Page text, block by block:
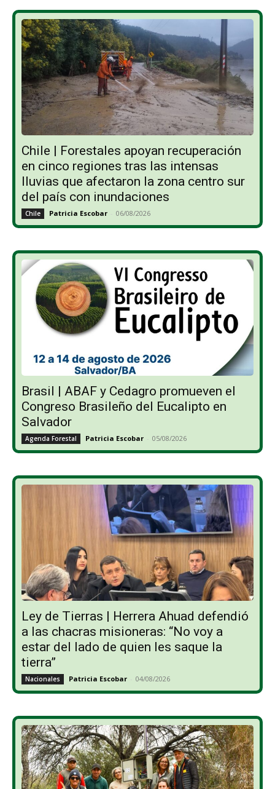
Chile | Forestales apoyan recuperación
en cinco regiones tras las intensas
lluvias que afectaron la zona centro sur
del país con inundaciones
Chile Patricia Escobar - 06/08/2026
Brasil | ABAF y Cedagro promueven el
Congreso Brasileño del Eucalipto en
Salvador
Agenda Forestal Patricia Escobar - 05/08/2026
Ley de Tierras | Herrera Ahuad defendió
a las chacras misioneras: “No voy a
estar del lado de quien les saque la
tierra”
Nacionales Patricia Escobar - 04/08/2026